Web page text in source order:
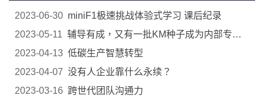
2023-06-30 miniF1极速挑战体验式学习 课后纪录
2023-05-11 辅导有成，又有一批KM种子成为内部专家了
2023-04-13 低碳生产智慧转型
2023-04-07 没有人企业靠什么永续？
2023-03-16 跨世代团队沟通力